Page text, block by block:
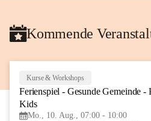
Kommende
Kurse & Workshops
Ferienspiel - Gesunde Gemeinde
Kids
Mo., 10. Aug., 07:00 - 10:00